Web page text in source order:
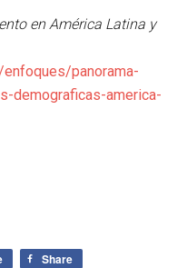
en América Latina y
panorama-
demograficas-america-
Share